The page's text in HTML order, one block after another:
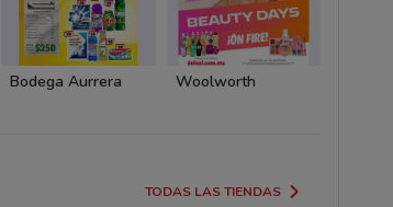
Bodega Aurrera Woolworth
TODAS LAS TIENDAS